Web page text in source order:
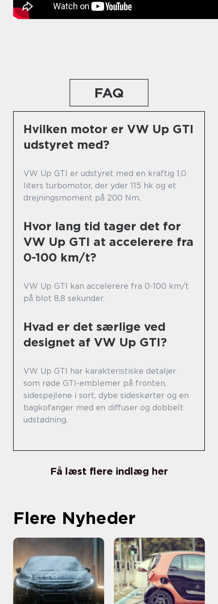
FAQ
Hvilken motor er VW Up GTI
udstyret med?
VW Up GTI er udstyret med en kraftig 1,0
liters turbomotor, der yder 115 hk og et
drejningsmoment på 200 Nm.
Hvor lang tid tager det for
VW Up GTI at accelerere fra
0-100 km/t?
VW Up GTI kan accelerere fra 0-100 km/t
på blot 8,8 sekunder.
Hvad er det særlige ved
designet af VW Up GTI?
VW Up GTI har karakteristiske detaljer
som røde GTI-emblemer på fronten,
sidespejlene i sort, dybe sideskørter og en
bagkofanger med en diffuser og dobbelt
udstødning.
Få læst flere indlæg her
Flere Nyheder